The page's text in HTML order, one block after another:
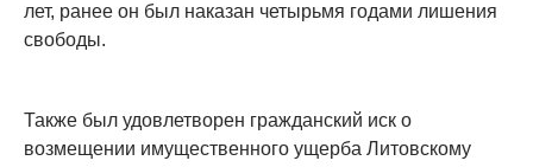
лет, ранее он был наказан четырьмя годами лишения
свободы.
Также был удовлетворен гражданский иск о
возмещении имущественного ущерба Литовскому